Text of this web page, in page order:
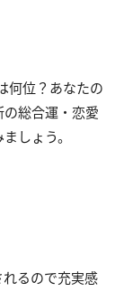
何位？あなたの
総合運・恋愛
しょう。
るので充実感